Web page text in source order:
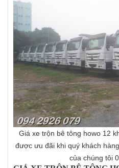
Giá xe trộn bê tông howo 12
được ưu đãi khi quý khách
của chúng tôi